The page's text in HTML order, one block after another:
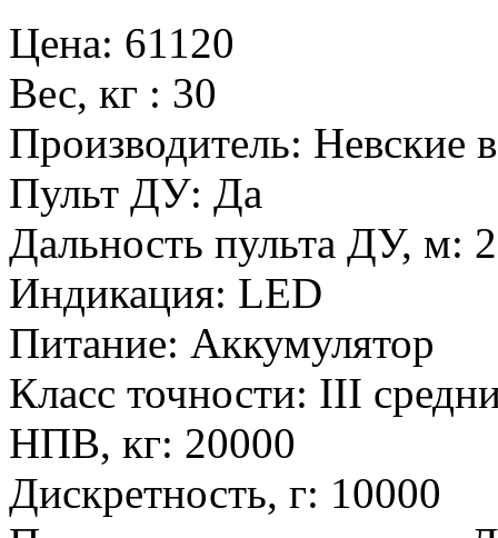
Цена: 61120
Вес, кг : 30
Производитель: Невские
Пульт ДУ: Да
Дальность пульта ДУ, м:
Индикация: LED
Питание: Аккумулятор
Класс точности: III
НПВ, кг: 20000
Дискретность, г: 10000